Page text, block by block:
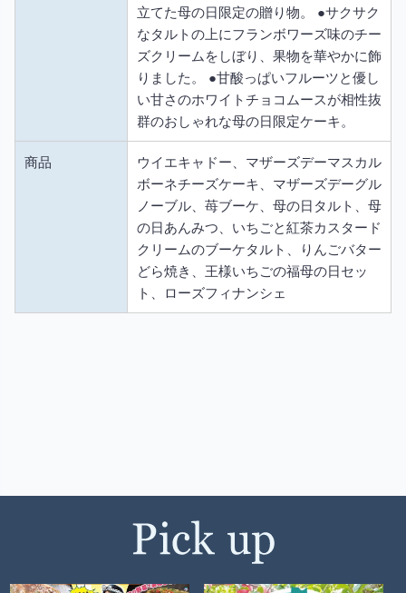
立てた母の日限定の贈り物。 ●サクサク
なタルトの上にフランボワーズ味のチー
ズクリームをしぼり、果物を華やかに飾
りました。 ●甘酸っぱいフルーツと優し
い甘さのホワイトチョコムースが相性抜
群のおしゃれな母の日限定ケーキ。
商品
ウイエキャドー、マザーズデーマスカル
ボーネチーズケーキ、マザーズデーグル
ノーブル、苺ブーケ、母の日タルト、母
の日あんみつ、いちごと紅茶カスタード
クリームのブーケタルト、りんごバター
どら焼き、王様いちごの福母の日セッ
ト、ローズフィナンシェ